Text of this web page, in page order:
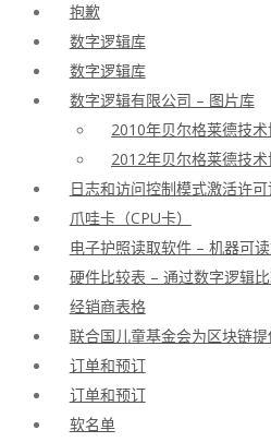
抱歉
数字逻辑库
数字逻辑库
数字逻辑有限公司 – 图片库
2010年贝尔格莱德技
2012年贝尔格莱德技
日志和访问控制模式激活许
爪哇卡（CPU卡）
电子护照读取软件 – 机器可
硬件比较表 – 通过数字逻辑
经销商表格
联合国儿童基金会为区块链
订单和预订
订单和预订
软名单